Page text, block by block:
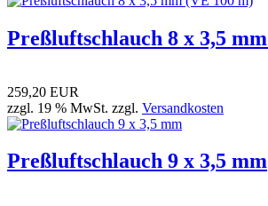
Preßluftschlauch 8 x 3,5
259,20 EUR
zzgl. 19 % MwSt. zzgl. Versandkosten
Preßluftschlauch 9 x 3,5 mm